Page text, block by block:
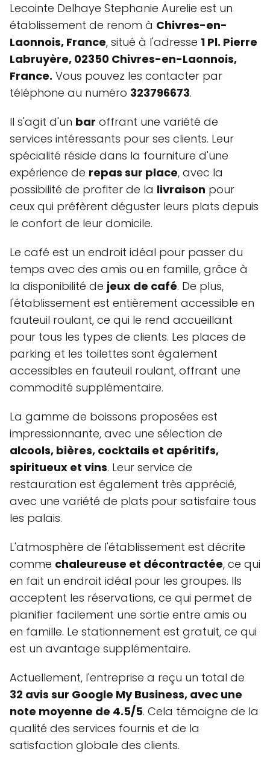
Lecointe Delhaye Stephanie Aurelie est un
établissement de renom à Chivres-en-
Laonnois, France, situé à l'adresse 1 Pl. Pierre
Labruyère, 02350 Chivres-en-Laonnois,
France. Vous pouvez les contacter par
téléphone au numéro 323796673.
Il s'agit d'un bar offrant une variété de
services intéressants pour ses clients. Leur
spécialité réside dans la fourniture d'une
expérience de repas sur place, avec la
possibilité de profiter de la livraison pour
ceux qui préfèrent déguster leurs plats depuis
le confort de leur domicile.
Le café est un endroit idéal pour passer du
temps avec des amis ou en famille, grâce à
la disponibilité de jeux de café. De plus,
l'établissement est entièrement accessible en
fauteuil roulant, ce qui le rend accueillant
pour tous les types de clients. Les places de
parking et les toilettes sont également
accessibles en fauteuil roulant, offrant une
commodité supplémentaire.
La gamme de boissons proposées est
impressionnante, avec une sélection de
alcools, bières, cocktails et apéritifs,
spiritueux et vins. Leur service de
restauration est également très apprécié,
avec une variété de plats pour satisfaire tous
les palais.
L'atmosphère de l'établissement est décrite
comme chaleureuse et décontractée, ce qui
en fait un endroit idéal pour les groupes. Ils
acceptent les réservations, ce qui permet de
planifier facilement une sortie entre amis ou
en famille. Le stationnement est gratuit, ce qui
est un avantage supplémentaire.
Actuellement, l'entreprise a reçu un total de
32 avis sur Google My Business, avec une
note moyenne de 4.5/5. Cela témoigne de la
qualité des services fournis et de la
satisfaction globale des clients.